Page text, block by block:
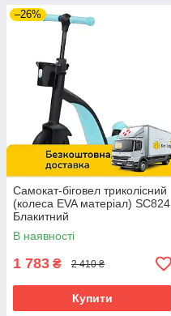
–26%
Самокат-біговел триколісний
(колеса EVA матеріал) SC824
Блакитний
В наявності
1 783 ₴ 2 410 ₴
Купити